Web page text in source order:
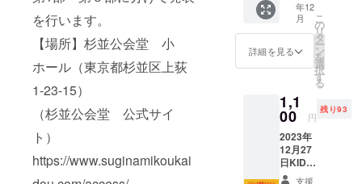
を行います。
【場所】杉並公会堂 小
ホール（東京都杉並区上荻
1-23-15）
（杉並公会堂 公式サイ
ト）
https://www.suginamikoukai
なく親も大
人も、自分
の個性や才
能を活かし
く生きてい
く社会を目
指していま
する地
球社会
（Learn
ing
Planet
2050）
ジョ
ン」を
創るこ
とをラ
イフ
ワーク
として
育プロ
デュー
サー
ゾング
ローバ
デミー
ディレ
ク
ター
東大寺
学園中
高英語
マリオ
フィー
ル】
IQ200グ
ル教育
コンサ
ルタン
ト 一般
社団法
人
申込頂
いた方
途
フォー
付しま
す。
※相談は
ZOOM
を予定
してお
の観覧
席をご
用意し
ていま
歳以上
のお子
途観覧
チケッ
トをご
購入く
「はじ
めての
英語発
表」２
権利。
１名ず
から3分
のス
ピーチ
ができ
東京都
杉並区
内在住
小中学
生 先
（区外
在住者
はお問
い合わ
せくだ
さい→
kidsspe
年12
月
詳細を見る
こ
の
リ
タ
ー
ン
を
選
択
す
る
1,1
00 円
残り93
2023年
12月27
日KIDS
SPEAK
支援